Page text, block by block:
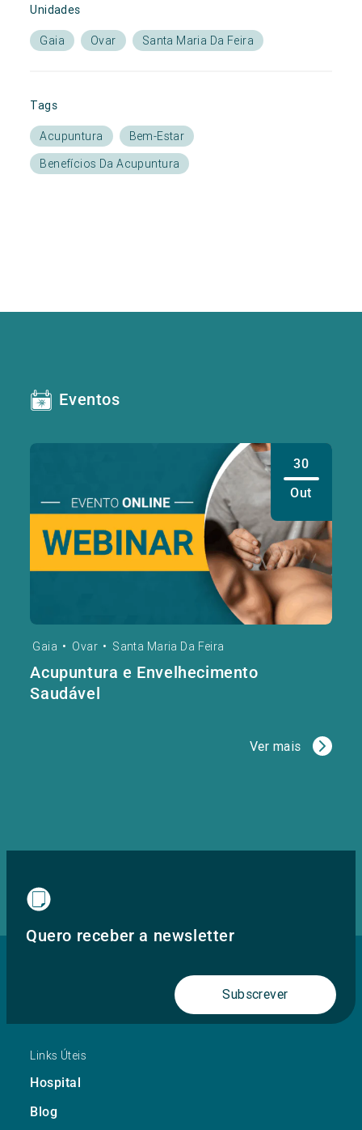
Unidades
Gaia Ovar Santa Maria Da Feira
Tags
Acupuntura
Bem-Estar
Benefícios Da Acupuntura
Eventos
30
Out
Gaia • Ovar • Santa Maria Da Feira
Acupuntura e Envelhecimento
Saudável
Ver mais
Quero receber a newsletter
Subscrever
Links Úteis
Hospital
Blog